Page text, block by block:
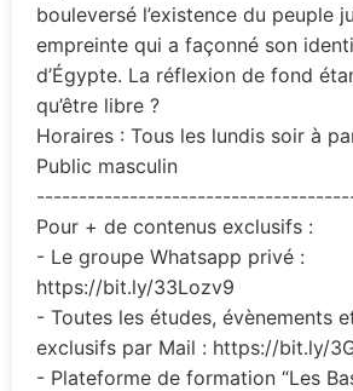
bouleversé l’existence du peuple
empreinte qui a façonné son
d’Égypte. La réflexion de fond
qu’être libre ?
Horaires : Tous les lundis soir à
Public masculin
Pour + de contenus exclusifs :
- Le groupe Whatsapp privé :
https://bit.ly/33Lozv9
- Toutes les études, évènements
exclusifs par Mail : https://bit.ly/
- Plateforme de formation “Les